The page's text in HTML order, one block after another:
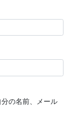
の名前、メール